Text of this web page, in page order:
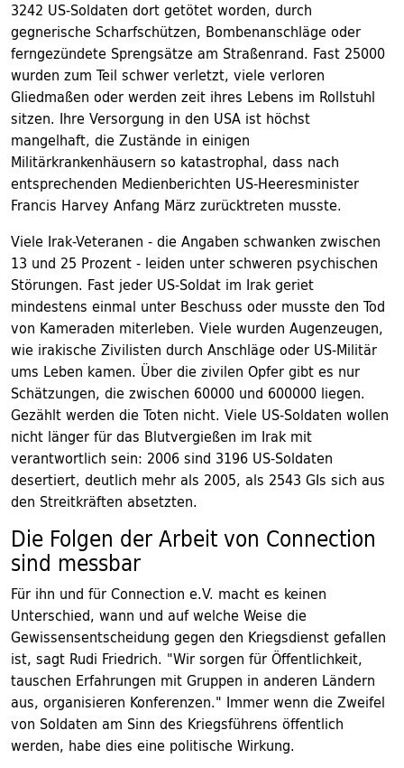
3242 US-Soldaten dort getötet worden, durch
gegnerische Scharfschützen, Bombenanschläge oder
ferngezündete Sprengsätze am Straßenrand. Fast 25000
wurden zum Teil schwer verletzt, viele verloren
Gliedmaßen oder werden zeit ihres Lebens im Rollstuhl
sitzen. Ihre Versorgung in den USA ist höchst
mangelhaft, die Zustände in einigen
Militärkrankenhäusern so katastrophal, dass nach
entsprechenden Medienberichten US-Heeresminister
Francis Harvey Anfang März zurücktreten musste.
Viele Irak-Veteranen - die Angaben schwanken zwischen
13 und 25 Prozent - leiden unter schweren psychischen
Störungen. Fast jeder US-Soldat im Irak geriet
mindestens einmal unter Beschuss oder musste den Tod
von Kameraden miterleben. Viele wurden Augenzeugen,
wie irakische Zivilisten durch Anschläge oder US-Militär
ums Leben kamen. Über die zivilen Opfer gibt es nur
Schätzungen, die zwischen 60000 und 600000 liegen.
Gezählt werden die Toten nicht. Viele US-Soldaten wollen
nicht länger für das Blutvergießen im Irak mit
verantwortlich sein: 2006 sind 3196 US-Soldaten
desertiert, deutlich mehr als 2005, als 2543 GIs sich aus
den Streitkräften absetzten.
Die Folgen der Arbeit von Connection
sind messbar
Für ihn und für Connection e.V. macht es keinen
Unterschied, wann und auf welche Weise die
Gewissensentscheidung gegen den Kriegsdienst gefallen
ist, sagt Rudi Friedrich. "Wir sorgen für Öffentlichkeit,
tauschen Erfahrungen mit Gruppen in anderen Ländern
aus, organisieren Konferenzen." Immer wenn die Zweifel
von Soldaten am Sinn des Kriegsführens öffentlich
werden, habe dies eine politische Wirkung.